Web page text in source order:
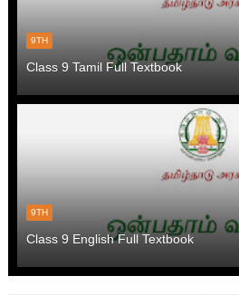
9TH
Class 9 Tamil Full Textbook
9TH
Class 9 English Full Textbook